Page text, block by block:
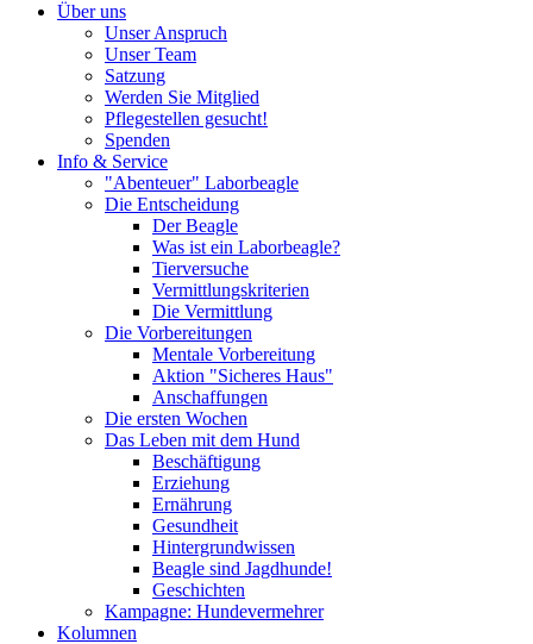
Über uns
Unser Anspruch
Unser Team
Satzung
Werden Sie Mitglied
Pflegestellen gesucht!
Spenden
Info & Service
"Abenteuer" Laborbeagle
Die Entscheidung
Der Beagle
Was ist ein Laborbeagle?
Tierversuche
Vermittlungskriterien
Die Vermittlung
Die Vorbereitungen
Mentale Vorbereitung
Aktion "Sicheres Haus"
Anschaffungen
Die ersten Wochen
Das Leben mit dem Hund
Beschäftigung
Erziehung
Ernährung
Gesundheit
Hintergrundwissen
Beagle sind Jagdhunde!
Geschichten
Kampagne: Hundevermehrer
Kolumnen